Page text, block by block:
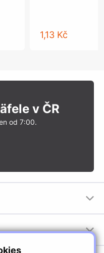
1,13 Kč
v ČR
od 7:00.